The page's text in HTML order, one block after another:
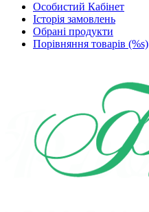
Особистий Кабінет
Історія замовлень
Обрані продукти
Порівняння товарів (%s)